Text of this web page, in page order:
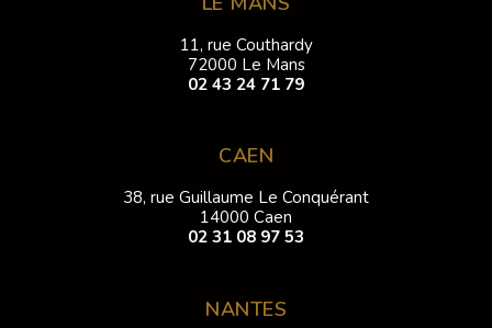
11, rue Couthardy
72000 Le Mans
02 43 24 71 79
CAEN
38, rue Guillaume Le Conquérant
14000 Caen
02 31 08 97 53
NANTES